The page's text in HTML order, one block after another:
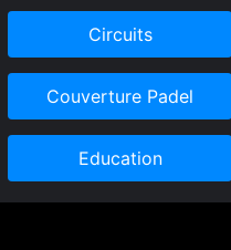
Circuits
Couverture Padel
Education